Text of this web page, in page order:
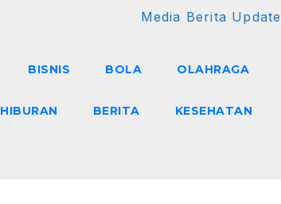
Media Berita
BISNIS BOLA OLAHRAGA
HIBURAN BERITA KESEHATAN